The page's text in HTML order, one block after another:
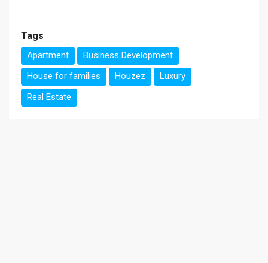
Tags
Apartment
Business Development
House for families
Houzez
Luxury
Real Estate